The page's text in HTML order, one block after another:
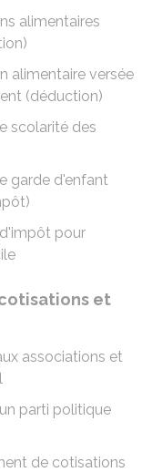
alimentaires
alimentaire versée
(déduction)
scolarité des
garde d'enfant
pour
et
associations et
parti politique
de cotisations